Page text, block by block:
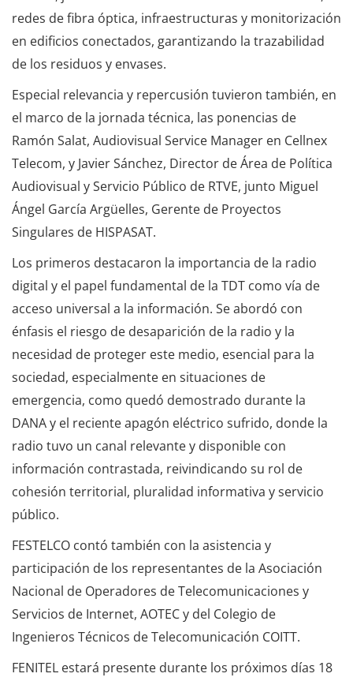
redes de fibra óptica, infraestructuras y monitorización
en edificios conectados, garantizando la trazabilidad
de los residuos y envases.
Especial relevancia y repercusión tuvieron también, en
el marco de la jornada técnica, las ponencias de
Ramón Salat, Audiovisual Service Manager en Cellnex
Telecom, y Javier Sánchez, Director de Área de Política
Audiovisual y Servicio Público de RTVE, junto Miguel
Ángel García Argüelles, Gerente de Proyectos
Singulares de HISPASAT.
Los primeros destacaron la importancia de la radio
digital y el papel fundamental de la TDT como vía de
acceso universal a la información. Se abordó con
énfasis el riesgo de desaparición de la radio y la
necesidad de proteger este medio, esencial para la
sociedad, especialmente en situaciones de
emergencia, como quedó demostrado durante la
DANA y el reciente apagón eléctrico sufrido, donde la
radio tuvo un canal relevante y disponible con
información contrastada, reivindicando su rol de
cohesión territorial, pluralidad informativa y servicio
público.
FESTELCO contó también con la asistencia y
participación de los representantes de la Asociación
Nacional de Operadores de Telecomunicaciones y
Servicios de Internet, AOTEC y del Colegio de
Ingenieros Técnicos de Telecomunicación COITT.
FENITEL estará presente durante los próximos días 18